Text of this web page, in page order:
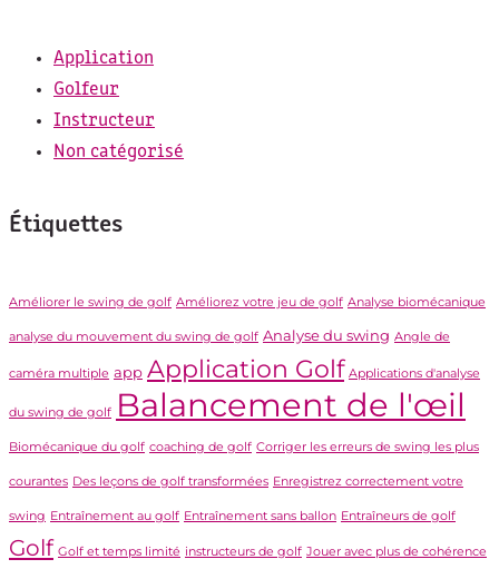
Application
Golfeur
Instructeur
Non catégorisé
Étiquettes
Améliorer le swing de golf Améliorez votre jeu de golf Analyse biomécanique
analyse du mouvement du swing de golf Analyse du swing Angle de
caméra multiple app Application Golf Applications d'analyse
du swing de golf Balancement de l'œil
Biomécanique du golf coaching de golf Corriger les erreurs de swing les plus
courantes Des leçons de golf transformées Enregistrez correctement votre
swing Entraînement au golf Entraînement sans ballon Entraîneurs de golf
Golf Golf et temps limité instructeurs de golf Jouer avec plus de cohérence